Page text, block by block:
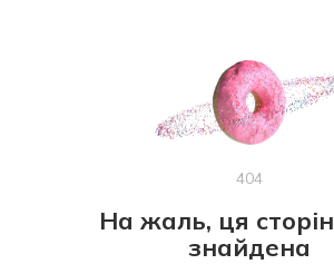
404
На жаль, ця
знайдена